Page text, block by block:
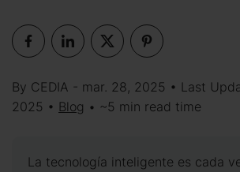
By CEDIA - mar. 28, 2025 • Last
2025 • Blog • ~5 min read time
La tecnología inteligente es cada